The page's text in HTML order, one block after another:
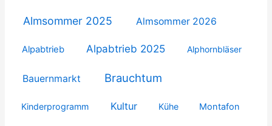
Almsommer 2025 Almsommer 2026
Alpabtrieb Alpabtrieb 2025 Alphornbläser
Bauernmarkt Brauchtum
Kinderprogramm Kultur Kühe Montafon